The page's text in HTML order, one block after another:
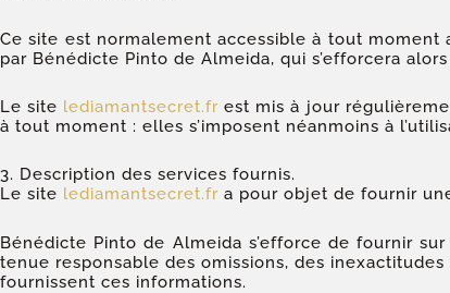
Ce site est normalement accessible à tout
par Bénédicte Pinto de Almeida, qui s’efforcera
Le site lediamantsecret.fr est mis à jour
à tout moment : elles s’imposent néanmoins à
3. Description des services fournis.
Le site lediamantsecret.fr a pour objet de fournir
Bénédicte Pinto de Almeida s’efforce de fournir
tenue responsable des omissions, des
fournissent ces informations.